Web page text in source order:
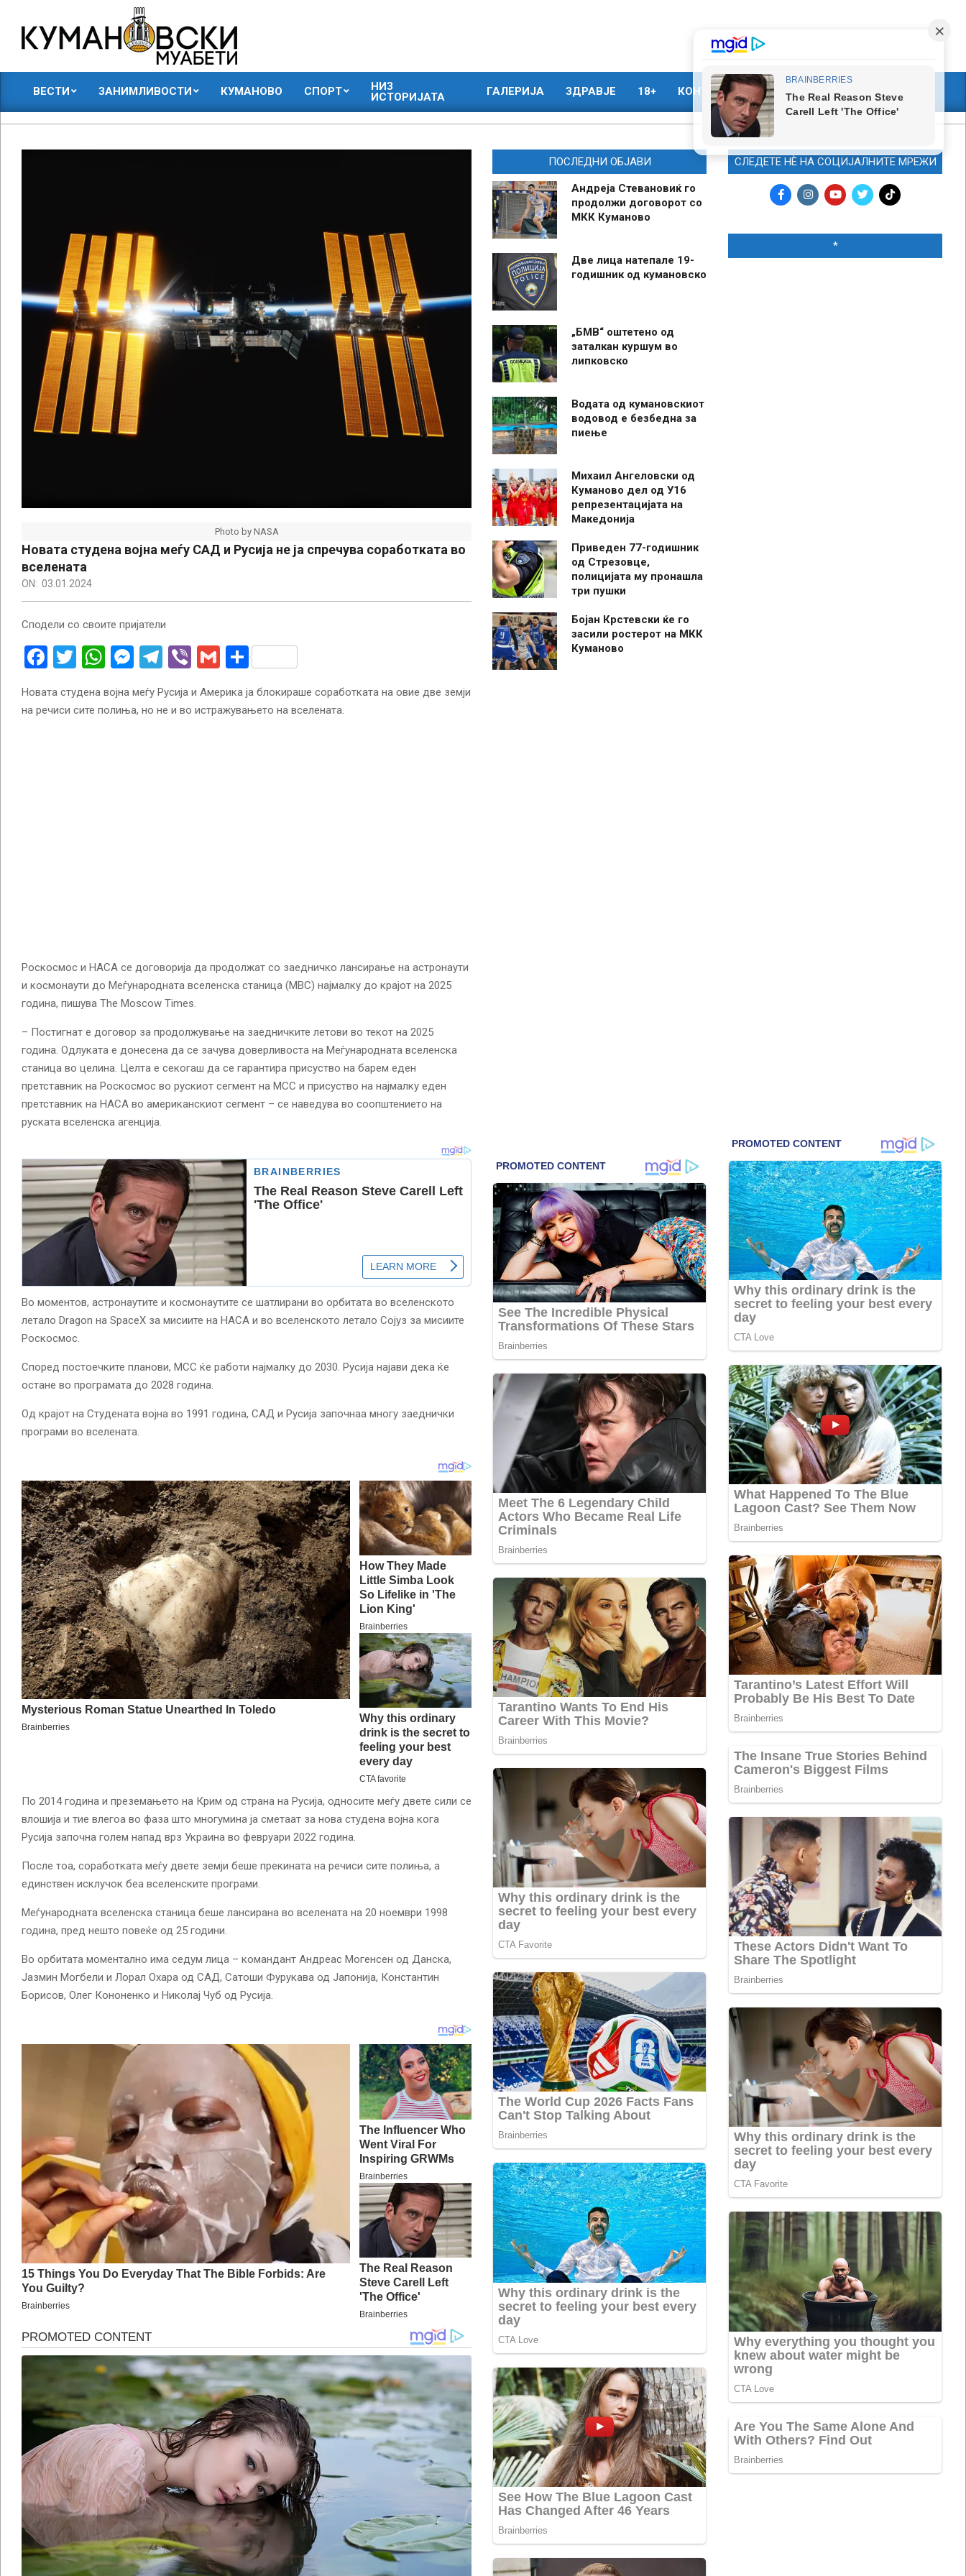
content
КУМАНОВСКИ
МУАБЕТИ
ВЕСТИ ЗАНИМЛИВОСТИ КУМАНОВО СПОРТ
НИЗ
ИСТОРИЈАТА
ГАЛЕРИЈА ЗДРАВЈЕ 18+ КОНТАКТ МАРКЕТИНГ
Photo by NASA
Новата студена војна меѓу САД и Русија не ја спречува соработката во
вселената
ON: 03.01.2024
Сподели со своите пријатели
Facebook
Twitter
WhatsApp
Messenger
Telegram
ViberGmailShare
Новата студена војна меѓу Русија и Америка ја блокираше соработката на овие две земји
на речиси сите полиња, но не и во истражувањето на вселената.
Роскосмос и НАСА се договорија да продолжат со заедничко лансирање на астронаути
и космонаути до Меѓународната вселенска станица (МВС) најмалку до крајот на 2025
година, пишува The Moscow Times.
– Постигнат е договор за продолжување на заедничките летови во текот на 2025
година. Одлуката е донесена да се зачува доверливоста на Меѓународната вселенска
станица во целина. Целта е секогаш да се гарантира присуство на барем еден
претставник на Роскосмос во рускиот сегмент на МСС и присуство на најмалку еден
претставник на НАСА во американскиот сегмент – се наведува во соопштението на
руската вселенска агенција.
Во моментов, астронаутите и космонаутите се шатлирани во орбитата во вселенското
летало Dragon на SpaceX за мисиите на НАСА и во вселенското летало Сојуз за мисиите
Роскосмос.
Според постоечките планови, МСС ќе работи најмалку до 2030. Русија најави дека ќе
остане во програмата до 2028 година.
Од крајот на Студената војна во 1991 година, САД и Русија започнаа многу заеднички
програми во вселената.
По 2014 година и преземањето на Крим од страна на Русија, односите меѓу двете сили се
влошија и тие влегоа во фаза што многумина ја сметаат за нова студена војна кога
Русија започна голем напад врз Украина во февруари 2022 година.
После тоа, соработката меѓу двете земји беше прекината на речиси сите полиња, а
единствен исклучок беа вселенските програми.
Меѓународната вселенска станица беше лансирана во вселената на 20 ноември 1998
година, пред нешто повеќе од 25 години.
Во орбитата моментално има седум лица – командант Андреас Могенсен од Данска,
Јазмин Могбели и Лорал Охара од САД, Сатоши Фурукава од Јапонија, Константин
Борисов, Олег Кононенко и Николај Чуб од Русија.
ПОСЛЕДНИ ОБЈАВИ
Андреја Стевановиќ го
продолжи договорот со
МКК Куманово
Две лица натепале 19-
годишник од кумановско
„БМВ“ оштетено од
заталкан куршум во
липковско
Водата од кумановскиот
водовод е безбедна за
пиење
Михаил Ангеловски од
Куманово дел од У16
репрезентацијата на
Македонија
Приведен 77-годишник
од Стрезовце,
полицијата му пронашла
три пушки
Бојан Крстевски ќе го
засили ростерот на МКК
Куманово
СЛЕДЕТЕ НЀ НА СОЦИЈАЛНИТЕ МРЕЖИ
*